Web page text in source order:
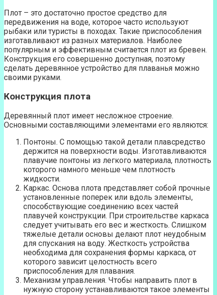
Плот – это достаточно простое средство для
передвижения на воде, которое часто используют
рыбаки или туристы в походах. Такие приспособления
изготавливают из разных материалов. Наиболее
популярным и эффективным считается плот из бревен.
Конструкция его совершенно доступная, поэтому
сделать деревянное устройство для плаванья можно
своими руками.
Конструкция плота
Деревянный плот имеет несложное строение.
Основными составляющими элементами его являются:
Понтоны. С помощью такой детали плавсредство
держится на поверхности воды. Изготавливаются
плавучие понтоны из легкого материала, плотность
которого намного меньше чем плотность
жидкости.
Каркас. Основа плота представляет собой прочные
установленные поперек или вдоль элементы,
способствующие соединению всех частей
плавучей конструкции. При строительстве каркаса
следует учитывать его вес и жесткость. Слишком
тяжелые детали основы делают плот неудобным
для спускания на воду. Жесткость устройства
необходима для сохранения формы каркаса, от
которого зависит целостность всего
приспособления для плавания.
Механизм управления. Чтобы направить плот в
нужную сторону устанавливаются такое элементы